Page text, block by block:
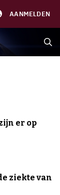
AANMELDEN
er op
ziekte van